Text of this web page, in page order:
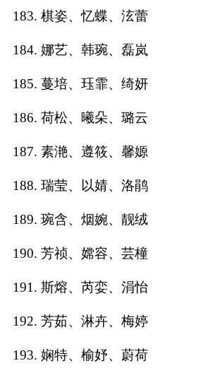
183. 棋姿、忆蝶、泫蕾
184. 娜艺、韩琬、磊岚
185. 蔓培、珏霏、绮妍
186. 荷松、曦朵、璐云
187. 素滟、遵筱、馨嫄
188. 瑞莹、以婧、洛鹃
189. 琬含、烟婉、靓绒
190. 芳祯、嫦容、芸橦
191. 斯熔、芮娈、涓怡
192. 芳茹、淋卉、梅婷
193. 娴特、榆妤、蔚荷